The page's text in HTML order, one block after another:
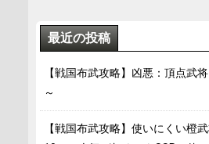
最近の投稿
【戦国布武攻略】凶悪：頂点武
～
【戦国布武攻略】使いにくい橙